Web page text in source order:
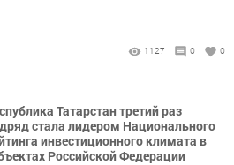
1127 0 0
Татарстан третий раз
стала лидером Национального
инвестиционного климата в
Российской Федерации